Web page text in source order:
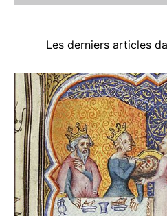
Les derniers articles